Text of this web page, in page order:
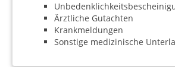
Ärztliche Gutachten
Krankmeldungen
Sonstige medizinische